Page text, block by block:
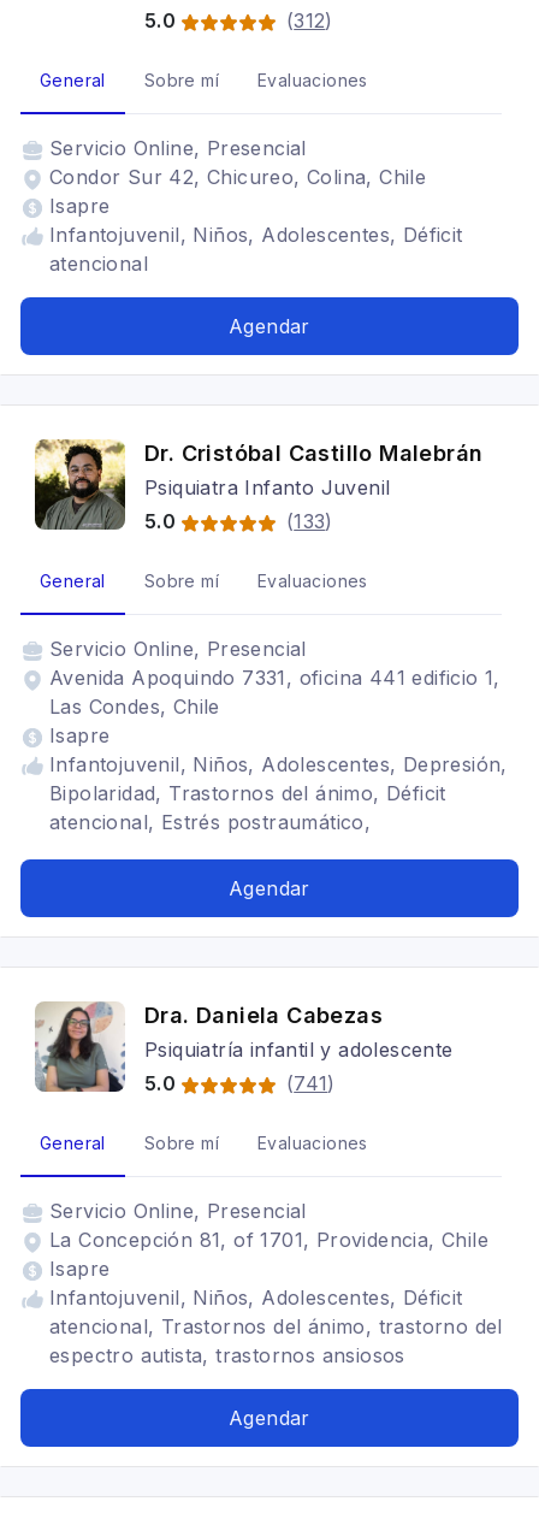
5.0
(312)
General Sobre mí Evaluaciones
Servicio Online, Presencial
Condor Sur 42, Chicureo, Colina, Chile
Isapre
Infantojuvenil, Niños, Adolescentes, Déficit
atencional
Agendar
Dr. Cristóbal Castillo Malebrán
Psiquiatra Infanto Juvenil
5.0
(133)
General Sobre mí Evaluaciones
Servicio Online, Presencial
Avenida Apoquindo 7331, oficina 441 edificio 1,
Las Condes, Chile
Isapre
Infantojuvenil, Niños, Adolescentes, Depresión,
Bipolaridad, Trastornos del ánimo, Déficit
atencional, Estrés postraumático,
Trastorno obsesivo compulsivo, Trastornos del
Género diverso, Desarrollo de personalidad,
Fobias, Crisis de pánico
Agendar
Dra. Daniela Cabezas
Psiquiatría infantil y adolescente
5.0
(741)
General Sobre mí Evaluaciones
Servicio Online, Presencial
La Concepción 81, of 1701, Providencia, Chile
Isapre
Infantojuvenil, Niños, Adolescentes, Déficit
atencional, Trastornos del ánimo, trastorno del
espectro autista, trastornos ansiosos
Agendar